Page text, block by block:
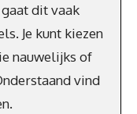
dit vaak
Je kunt kiezen
nauwelijks of
vind